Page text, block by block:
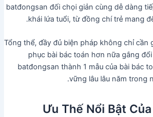
batđongsan đối chọi giản cùng dễ dàng
khái lứa tuổi, từ đồng chí trẻ mang
Tổng thể, đầy đủ biện pháp không chỉ cần
phục bài bác toán hơn nữa gắng
batđongsan thành 1 mẫu của bài bác
vững lâu lâu năm trong
Ưu Thế Nổi Bật